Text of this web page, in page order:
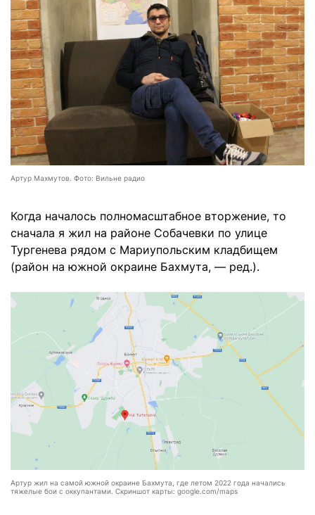
Артур Махмутов. Фото: Вильне радио
Когда началось полномасштабное вторжение, то
сначала я жил на районе Собачевки по улице
Тургенева рядом с Мариупольским кладбищем
(район на южной окраине Бахмута, — ред.).
Артур жил на самой южной окраине Бахмута, где летом 2022 года начались
тяжелые бои с оккупантами. Скриншот карты: google.com/maps